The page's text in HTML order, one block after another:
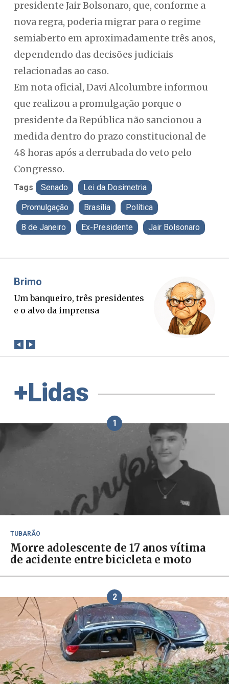
presidente Jair Bolsonaro, que, conforme a
nova regra, poderia migrar para o regime
semiaberto em aproximadamente três anos,
dependendo das decisões judiciais
relacionadas ao caso.
Em nota oficial, Davi Alcolumbre informou
que realizou a promulgação porque o
presidente da República não sancionou a
medida dentro do prazo constitucional de
48 horas após a derrubada do veto pelo
Congresso.
Tags Senado Lei da Dosimetria
Promulgação Brasília Política
8 de Janeiro Ex-Presidente Jair Bolsonaro
Misael Elias
O Boato corre mais rápido que a
verdade. Mas quem paga a
+Lidas
1
TUBARÃO
Morre adolescente de 17 anos vítima
de acidente entre bicicleta e moto
2